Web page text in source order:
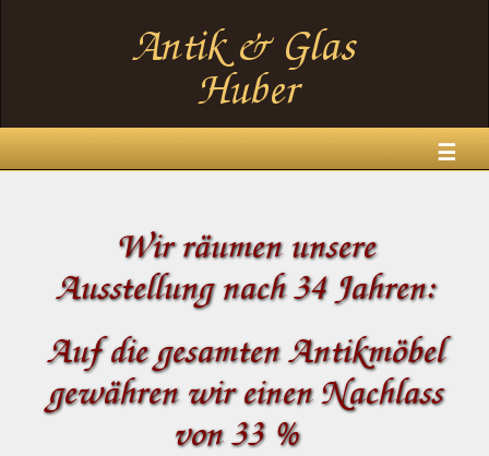
☰
Wir räumen unsere
Ausstellung nach 34 Jahren:
Auf die gesamten Antikmöbel
gewähren wir einen Nachlass
von 33 %